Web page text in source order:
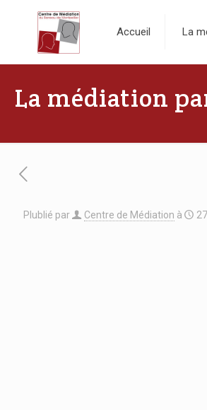
Accueil La
La médiation
Plublié par Centre de Médiation à